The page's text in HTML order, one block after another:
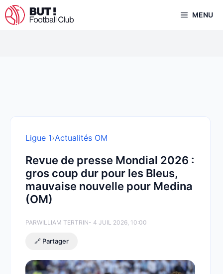
Aller
au
MENU
Ligue 1›Actualités OM
Revue de presse Mondial 2026 :
gros coup dur pour les Bleus,
mauvaise nouvelle pour Medina
(OM)
PARWILLIAM TERTRIN- 4 JUIL 2026, 10:00
🔗 Partager